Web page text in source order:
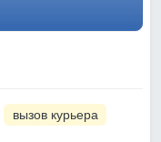
вызов курьера